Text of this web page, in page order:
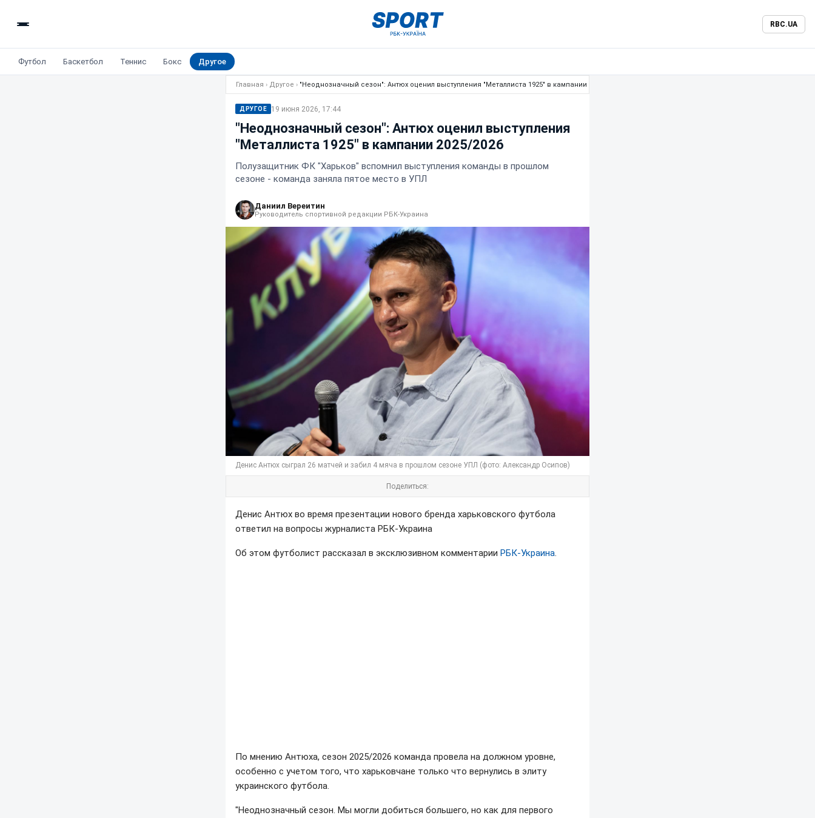
RBC.UA
Футбол Баскетбол Теннис Бокс Другое
Главная › Другое › "Неоднозначный сезон": Антюх оценил выступления "Металлиста 1925" в кампании 2025/2026
ДРУГОЕ 19 июня 2026, 17:44
"Неоднозначный сезон": Антюх оценил выступления
"Металлиста 1925" в кампании 2025/2026
Полузащитник ФК "Харьков" вспомнил выступления команды в прошлом
сезоне - команда заняла пятое место в УПЛ
Даниил Вереитин
Руководитель спортивной редакции РБК-Украина
Денис Антюх сыграл 26 матчей и забил 4 мяча в прошлом сезоне УПЛ (фото: Александр Осипов)
Поделиться:
Денис Антюх во время презентации нового бренда харьковского футбола
ответил на вопросы журналиста РБК-Украина
Об этом футболист рассказал в эксклюзивном комментарии РБК-Украина.
По мнению Антюха, сезон 2025/2026 команда провела на должном уровне,
особенно с учетом того, что харьковчане только что вернулись в элиту
украинского футбола.
"Неоднозначный сезон. Мы могли добиться большего, но как для первого